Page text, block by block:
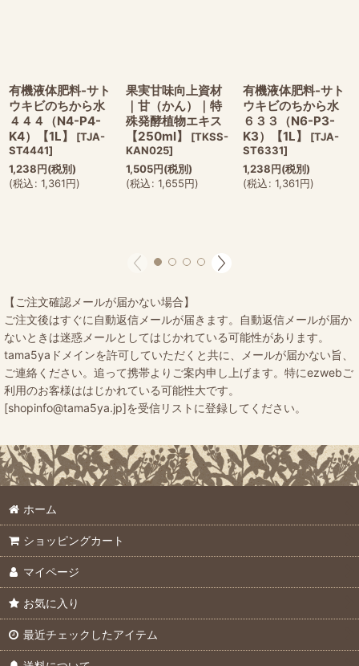
有機液体肥料-サト
ウキビのちから水
４４４（N4-P4-
K4）【1L】
[TJA-
ST4441]
1,238円(税別)
(税込: 1,361円)
果実甘味向上資材
｜甘（かん）｜特
殊発酵植物エキス
【250ml】
[TKSS-
KAN025]
1,505円(税別)
(税込: 1,655円)
有機液体肥料-サト
ウキビのちから水
６３３（N6-P3-
K3）【1L】
[TJA-
ST6331]
1,238円(税別)
(税込: 1,361円)
【ご注文確認メールが届かない場合】
ご注文後はすぐに自動返信メールが届きます。自動返信メールが届か
ないときは迷惑メールとしてはじかれている可能性があります。
tama5yaドメインを許可していただくと共に、メールが届かない旨、
ご連絡ください。追って携帯よりご案内申し上げます。特にezwebご
利用のお客様ははじかれている可能性大です。
[shopinfo@tama5ya.jp]を受信リストに登録してください。
ホーム
ショッピングカート
マイページ
お気に入り
最近チェックしたアイテム